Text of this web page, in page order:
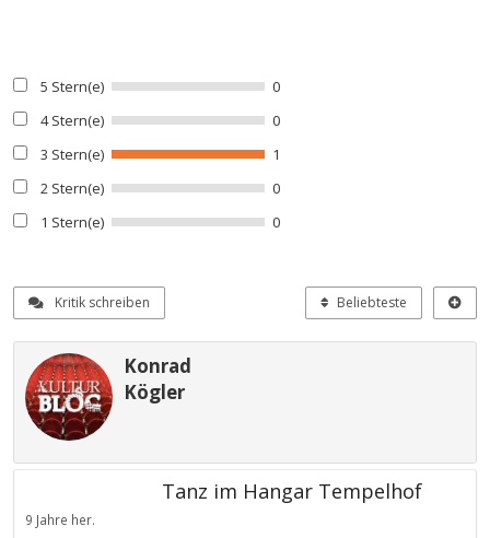
5 Stern(e)
0
4 Stern(e)
0
3 Stern(e)
1
2 Stern(e)
0
1 Stern(e)
0
Kritik schreiben Beliebteste
Konrad
Kögler
Tanz im Hangar Tempelhof
9 Jahre her.